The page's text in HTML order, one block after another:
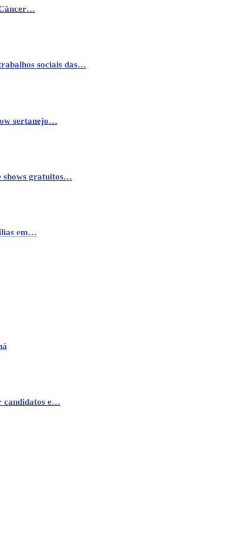
sociais das…
sertanejo…
shows gratuitos…
em…
candidatos e…